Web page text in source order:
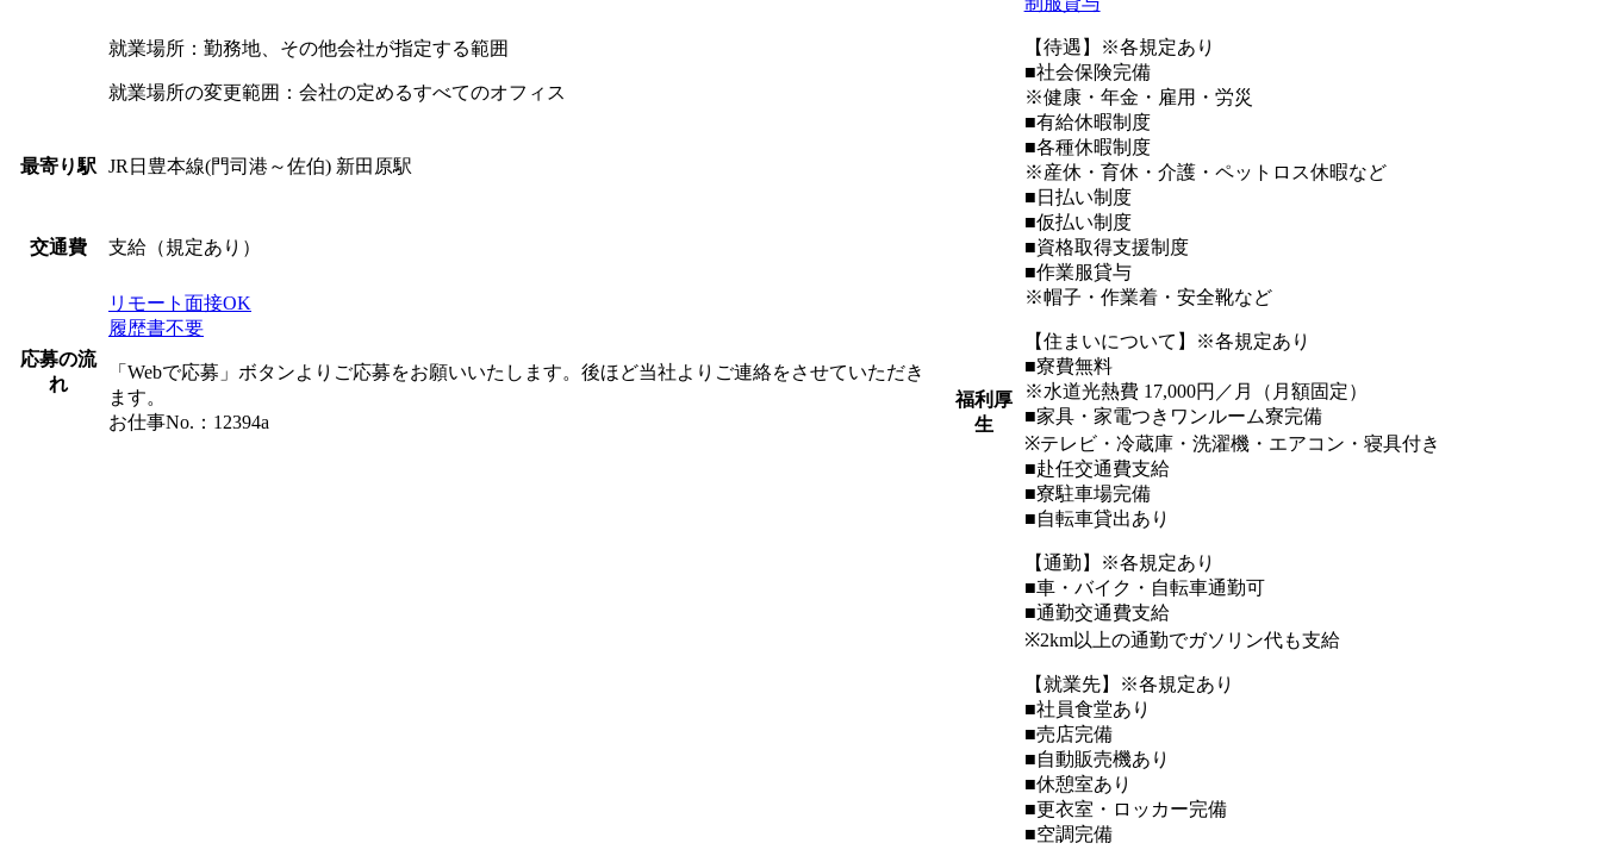
就業場所：勤務地、その他会社が指定する範囲
就業場所の変更範囲：会社の定めるすべてのオフィス
最寄り駅 JR日豊本線(門司港～佐伯) 新田原駅
交通費 支給（規定あり）
応募の流
れ
リモート面接OK
履歴書不要
「Webで応募」ボタンよりご応募をお願いいたします。後ほど当社よりご連絡をさせていただき
ます。
お仕事No.：12394a
福利厚
生
【待遇】※各規定あり
■社会保険完備
※健康・年金・雇用・労災
■有給休暇制度
■各種休暇制度
※産休・育休・介護・ペットロス休暇など
■日払い制度
■仮払い制度
■資格取得支援制度
■作業服貸与
※帽子・作業着・安全靴など
【住まいについて】※各規定あり
■寮費無料
※水道光熱費 17,000円／月（月額固定）
■家具・家電つきワンルーム寮完備
※テレビ・冷蔵庫・洗濯機・エアコン・寝具付き
■赴任交通費支給
■寮駐車場完備
■自転車貸出あり
【通勤】※各規定あり
■車・バイク・自転車通勤可
■通勤交通費支給
※2km以上の通勤でガソリン代も支給
【就業先】※各規定あり
■社員食堂あり
■売店完備
■自動販売機あり
■休憩室あり
■更衣室・ロッカー完備
■空調完備